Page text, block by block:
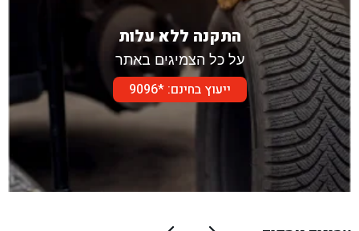
התקנה ללא עלות
על כל הצמיגים באתר
ייעוץ בחינם: *9096